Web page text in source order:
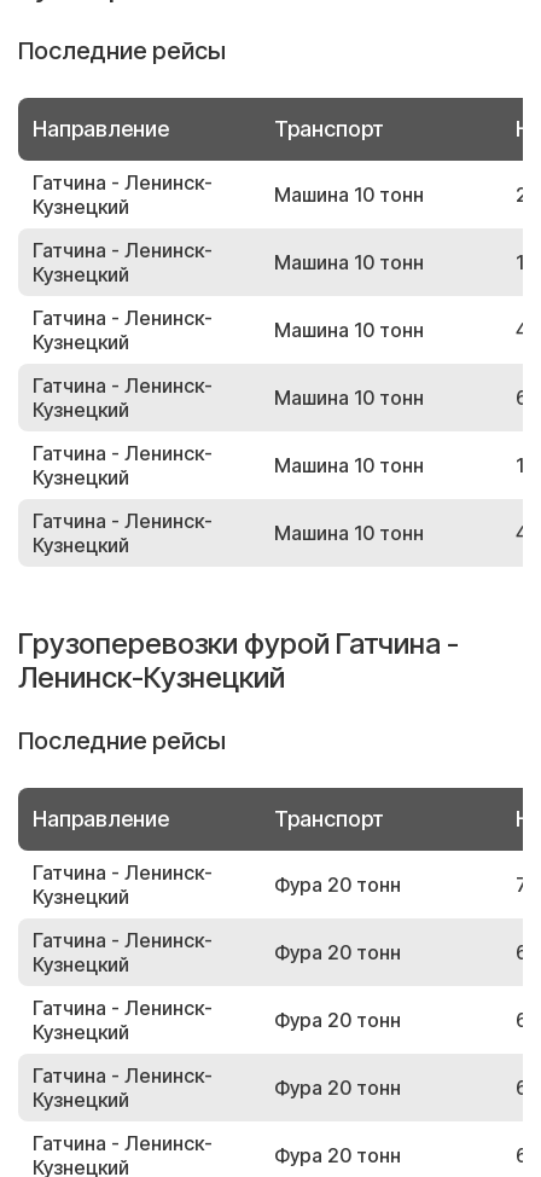
Последние рейсы
Направление Транспорт
Гатчина - Ленинск-
Кузнецкий
Машина 10 тонн
Гатчина - Ленинск-
Кузнецкий
Машина 10 тонн
Гатчина - Ленинск-
Кузнецкий
Машина 10 тонн
Гатчина - Ленинск-
Кузнецкий
Машина 10 тонн
Гатчина - Ленинск-
Кузнецкий
Машина 10 тонн
Гатчина - Ленинск-
Кузнецкий
Машина 10 тонн
Грузоперевозки фурой Гатчина -
Ленинск-Кузнецкий
Последние рейсы
Направление Транспорт
Гатчина - Ленинск-
Кузнецкий
Фура 20 тонн
Гатчина - Ленинск-
Кузнецкий
Фура 20 тонн
Гатчина - Ленинск-
Кузнецкий
Фура 20 тонн
Гатчина - Ленинск-
Кузнецкий
Фура 20 тонн
Гатчина - Ленинск-
Кузнецкий
Фура 20 тонн